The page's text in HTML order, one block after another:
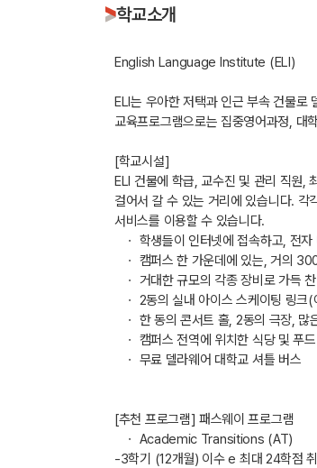
학교소개
English Language Institute (ELI)
ELI는 우아한 저택과 인근 부속 건물로
교육프로그램으로는 집중영어과정, 대
[학교시설]
ELI 건물에 학급, 교수진 및 관리 직원,
걸어서 갈 수 있는 거리에 있습니다. 각
서비스를 이용할 수 있습니다.
ㆍ 학생들이 인터넷에 접속하고, 전
ㆍ 캠퍼스 한 가운데에 있는, 거의
ㆍ 거대한 규모의 각종 장비로 가득
ㆍ 2동의 실내 아이스 스케이팅 링크
ㆍ 한 동의 콘서트 홀, 2동의 극장, 많
ㆍ 캠퍼스 전역에 위치한 식당 및 푸
ㆍ 무료 델라웨어 대학교 셔틀 버스
[추천 프로그램] 패스웨이 프로그램
ㆍ Academic Transitions (AT)
-3학기 (12개월) 이수 e 최대 24학점